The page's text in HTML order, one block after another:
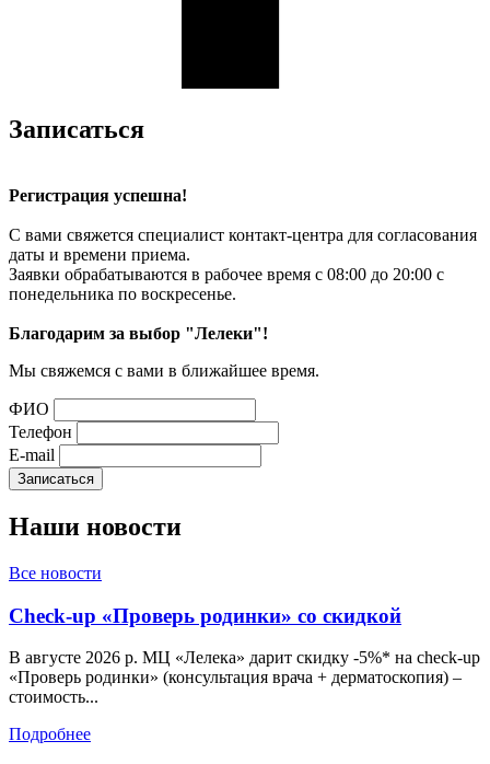
Записаться
Регистрация успешна!
С вами свяжется специалист контакт-центра для согласования
даты и времени приема.
Заявки обрабатываются в рабочее время с 08:00 до 20:00 с
понедельника по воскресенье.
Благодарим за выбор "Лелеки"!
Мы свяжемся с вами в ближайшее время.
ФИО
Телефон
E-mail
Наши новости
Все новости
Check-up «Проверь родинки» со скидкой
В августе 2026 р. МЦ «Лелека» дарит скидку -5%* на check-up
«Проверь родинки» (консультация врача + дерматоскопия) –
стоимость...
Подробнее